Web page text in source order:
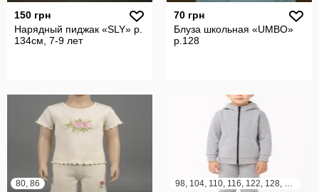
150 грн
Нарядный пиджак «SLY» р.
134см, 7-9 лет
70 грн
Блуза школьная «UMBO»
р.128
80, 86 98, 104, 110, 116, 122, 128, 134, 140, 146, 152, 158